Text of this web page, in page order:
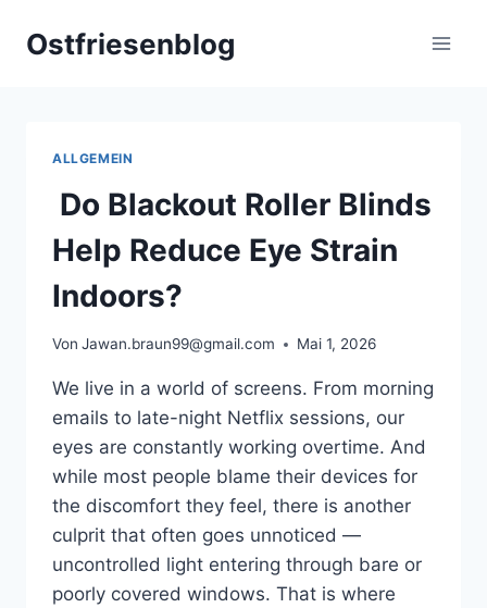
InhaltOstfriesenblog
ALLGEMEIN
Do Blackout Roller Blinds
Help Reduce Eye Strain
Indoors?
Von Jawan.braun99@gmail.com Mai 1, 2026
We live in a world of screens. From morning
emails to late-night Netflix sessions, our
eyes are constantly working overtime. And
while most people blame their devices for
the discomfort they feel, there is another
culprit that often goes unnoticed —
uncontrolled light entering through bare or
poorly covered windows. That is where